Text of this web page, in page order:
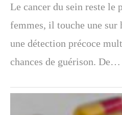
Le cancer du sein reste le
femmes, il touche une sur
une détection précoce
chances de guérison. De…